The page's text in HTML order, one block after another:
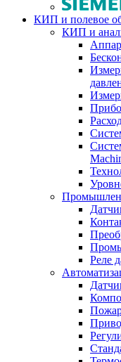
КИП и полевое
КИП и
Реле